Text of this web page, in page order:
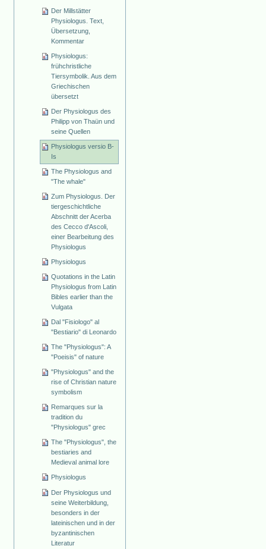
Der Millstätter
Physiologus. Text,
Übersetzung,
Kommentar
Physiologus:
frühchristliche
Tiersymbolik. Aus dem
Griechischen
übersetzt
Der Physiologus des
Philipp von Thaün und
seine Quellen
Physiologus versio B-
Is
The Physiologus and
"The whale"
Zum Physiologus. Der
tiergeschichtliche
Abschnitt der Acerba
des Cecco d'Ascoli,
einer Bearbeitung des
Physiologus
Physiologus
Quotations in the Latin
Physiologus from Latin
Bibles earlier than the
Vulgata
Dal "Fisiologo" al
"Bestiario" di Leonardo
The "Physiologus": A
"Poeisis" of nature
"Physiologus" and the
rise of Christian nature
symbolism
Remarques sur la
tradition du
"Physiologus" grec
The "Physiologus", the
bestiaries and
Medieval animal lore
Physiologus
Der Physiologus und
seine Weiterbildung,
besonders in der
lateinischen und in der
byzantinischen
Literatur